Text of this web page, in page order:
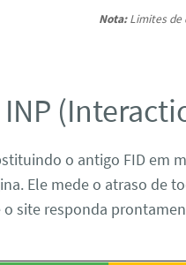
Nota:Limites de
INP
o antigo FID em
Ele mede o atraso de
o site responda